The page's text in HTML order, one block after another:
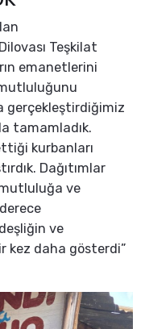
Teşkilat
emanetlerini
gerçekleştirdiğimiz
tamamladık.
kurbanları
Dağıtımlar
mutluluğa ve
ve
kez daha gösterdi”